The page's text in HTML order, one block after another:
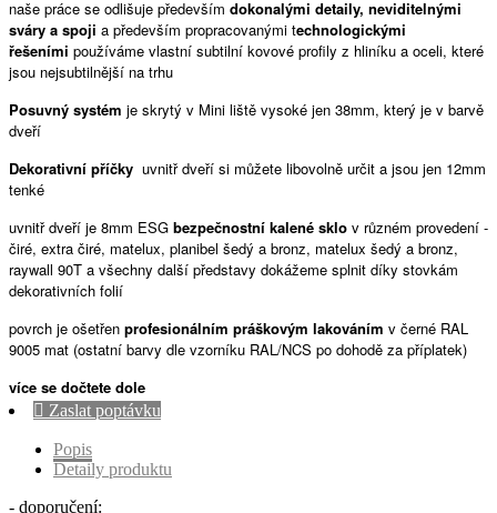
naše práce se odlišuje především dokonalými detaily, neviditelnými
sváry a spoji a především propracovanými technologickými
řešeními používáme vlastní subtilní kovové profily z hliníku a oceli, které
jsou nejsubtilnější na trhu
Posuvný systém je skrytý v Mini liště vysoké jen 38mm, který je v barvě
dveří
Dekorativní příčky uvnitř dveří si můžete libovolně určit a jsou jen 12mm
tenké
uvnitř dveří je 8mm ESG bezpečnostní kalené sklo v různém provedení -
čiré, extra čiré, matelux, planibel šedý a bronz, matelux šedý a bronz,
raywall 90T a všechny další představy dokážeme splnit díky stovkám
dekorativních folií
povrch je ošetřen profesionálním práškovým lakováním v černé RAL
9005 mat (ostatní barvy dle vzorníku RAL/NCS po dohodě za příplatek)
více se dočtete dole
 Zaslat poptávku
Popis
Detaily produktu
- doporučení: